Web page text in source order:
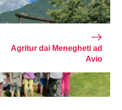
Agritur dai Menegheti ad
Avio